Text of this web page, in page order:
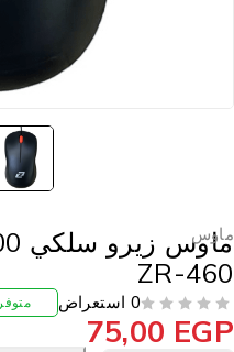
ZR-
0 استعراض متوفر
75,00